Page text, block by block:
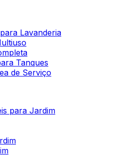
Lavanderia
Tanques
de Serviço
para Jardim